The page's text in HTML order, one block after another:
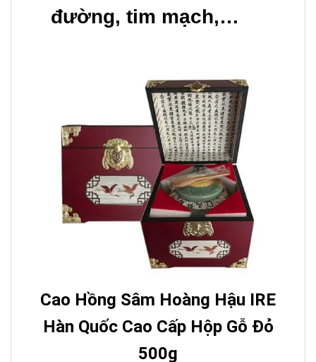
đường, tim mạch,…
Cao Hồng Sâm Hoàng Hậu IRE
Hàn Quốc Cao Cấp Hộp Gỗ Đỏ
500g